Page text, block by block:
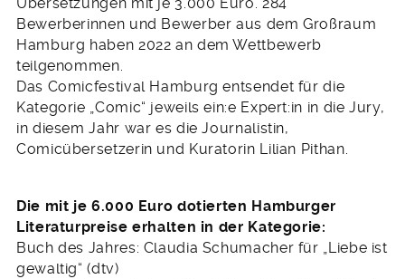
Bewerberinnen und Bewerber aus dem Großraum
Hamburg haben 2022 an dem Wettbewerb
teilgenommen.
Das Comicfestival Hamburg entsendet für die
Kategorie „Comic“ jeweils ein:e Expert:in in die Jury,
in diesem Jahr war es die Journalistin,
Comicübersetzerin und Kuratorin Lilian Pithan.
Die mit je 6.000 Euro dotierten Hamburger
Literaturpreise erhalten in der Kategorie:
Buch des Jahres: Claudia Schumacher für „Liebe ist
gewaltig“ (dtv)